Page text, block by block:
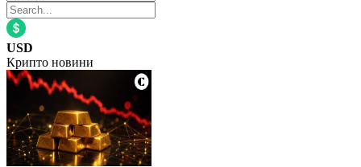
USD
Крипто новини